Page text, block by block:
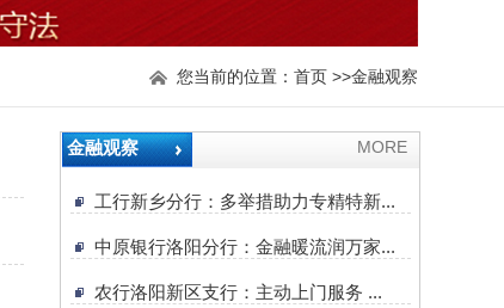
您当前的位置： 首页 >>金融观察
金融观察 MORE
工行新乡分行：多举措助力专精特新...
中原银行洛阳分行：金融暖流润万家...
农行洛阳新区支行：主动上门服务 ...